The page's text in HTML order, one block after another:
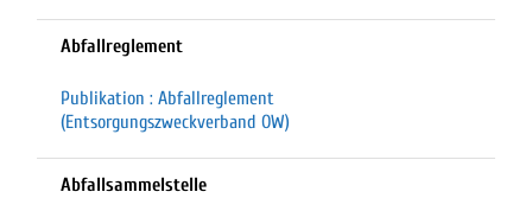
Abfallreglement
Publikation : Abfallreglement
(Entsorgungszweckverband OW)
Abfallsammelstelle